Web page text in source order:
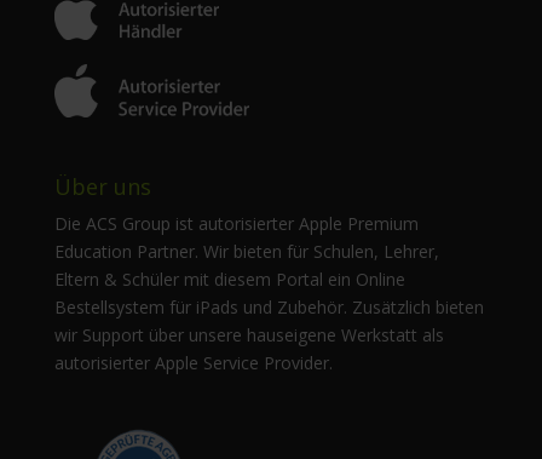
Über uns
Die ACS Group ist autorisierter Apple Premium
Education Partner. Wir bieten für Schulen, Lehrer,
Eltern & Schüler mit diesem Portal ein Online
Bestellsystem für iPads und Zubehör. Zusätzlich bieten
wir Support über unsere hauseigene Werkstatt als
autorisierter Apple Service Provider.